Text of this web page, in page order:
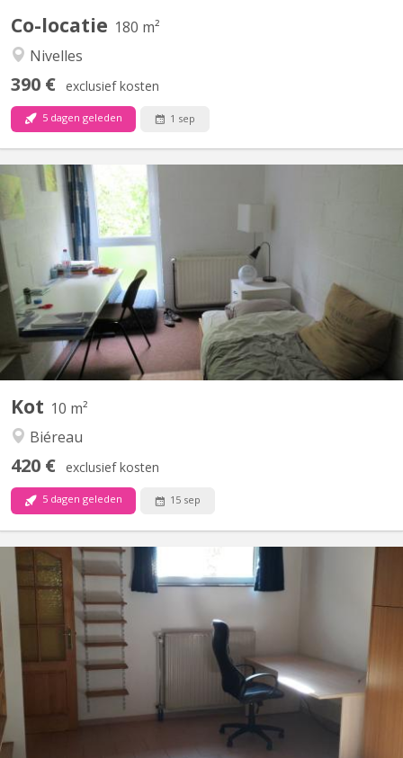
Co-locatie 180 m²
Nivelles
390 € exclusief kosten
5 dagen geleden 1 sep
Kot 10 m²
Biéreau
420 € exclusief kosten
5 dagen geleden 15 sep
Chambre 313 au 3e étage dans un communautaire de 6. 2 WC 1
douche commune pour 2 chambres Lit sans matelas
Environnement verdoyant et calme.
KV 1905
Uniquement pour 1 ÉTUDIANT(E) sur Louvain-la-Neuve Beau
studio meublé complètement privatif de 45M2 à louer Parfait
état Loyer mensuel 560 euros, forfait pour les charges 100 euros
par mois = 660 euros TOUT COMPRIS (électricité, chauffage,
eau, internet) Pas de domicile Séjour carrelé, cuisine...